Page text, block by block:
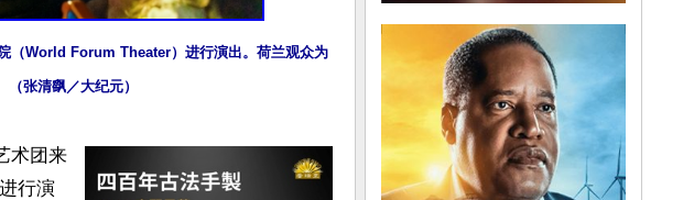
（World Forum Theater）进行演出。荷兰观众为
张清飖／大纪元）
术团来
行演